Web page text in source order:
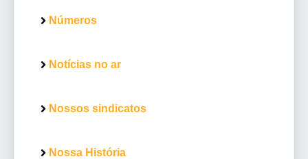
Números
Notícias no ar
Nossos sindicatos
Nossa História